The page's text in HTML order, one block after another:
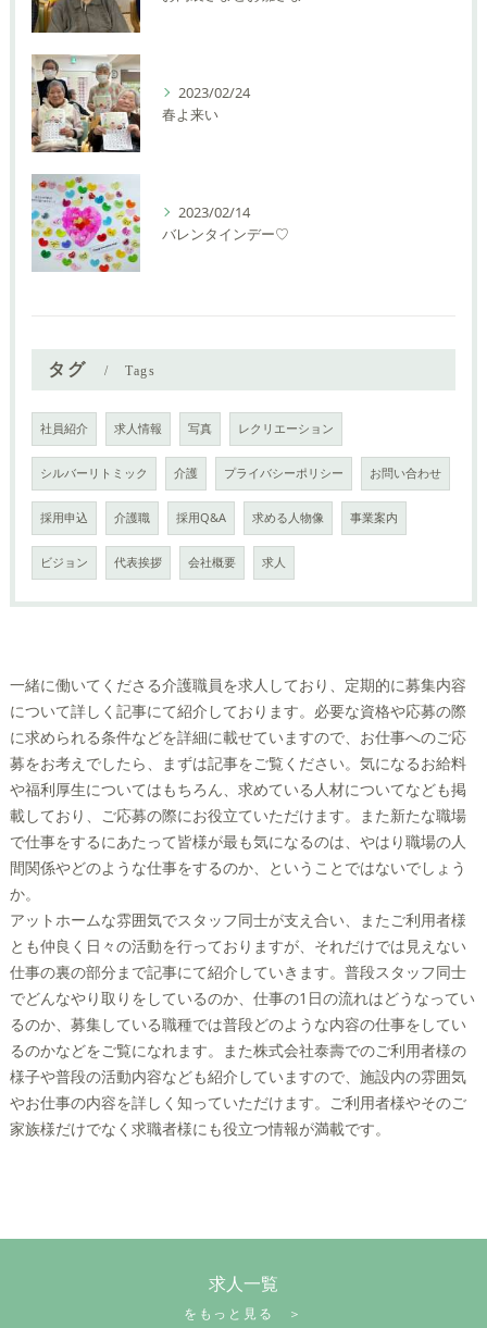
2023/02/24
春よ来い
2023/02/14
バレンタインデー♡
タグ Tags
社員紹介 求人情報 写真 レクリエーション
シルバーリトミック 介護 プライバシーポリシー お問い合わせ
採用申込 介護職 採用Q&A 求める人物像 事業案内
ビジョン 代表挨拶 会社概要 求人
一緒に働いてくださる介護職員を求人しており、定期的に募集内容
について詳しく記事にて紹介しております。必要な資格や応募の際
に求められる条件などを詳細に載せていますので、お仕事へのご応
募をお考えでしたら、まずは記事をご覧ください。気になるお給料
や福利厚生についてはもちろん、求めている人材についてなども掲
載しており、ご応募の際にお役立ていただけます。また新たな職場
で仕事をするにあたって皆様が最も気になるのは、やはり職場の人
間関係やどのような仕事をするのか、ということではないでしょう
か。
アットホームな雰囲気でスタッフ同士が支え合い、またご利用者様
とも仲良く日々の活動を行っておりますが、それだけでは見えない
仕事の裏の部分まで記事にて紹介していきます。普段スタッフ同士
でどんなやり取りをしているのか、仕事の1日の流れはどうなってい
るのか、募集している職種では普段どのような内容の仕事をしてい
るのかなどをご覧になれます。また株式会社泰壽でのご利用者様の
様子や普段の活動内容なども紹介していますので、施設内の雰囲気
やお仕事の内容を詳しく知っていただけます。ご利用者様やそのご
家族様だけでなく求職者様にも役立つ情報が満載です。
求人一覧
をもっと見る ＞